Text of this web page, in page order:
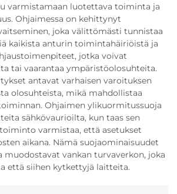
varmistamaan luotettava toiminta ja
Ohjaimessa on kehittynyt
joka välittömästi tunnistaa
kaikista anturin toimintahäiriöistä ja
jotka voivat
tai vaarantaa ympäristöolosuhteita.
antavat varhaisen varoituksen
olosuhteista, mikä mahdollistaa
Ohjaimen ylikuormitussuoja
sähkövaurioilta, kun taas sen
varmistaa, että asetukset
aikana. Nämä suojaominaisuudet
muodostavat vankan turvaverkon, joka
että siihen kytkettyjä laitteita.